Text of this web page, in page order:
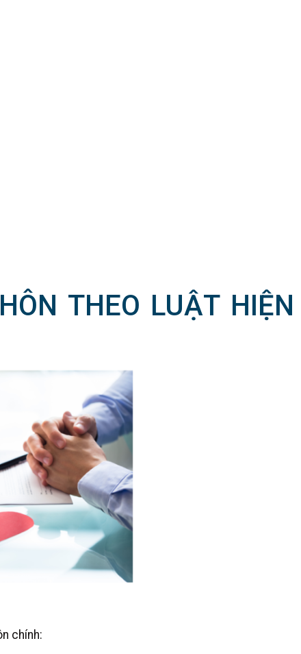
THEO LUẬT HIỆN
chính: